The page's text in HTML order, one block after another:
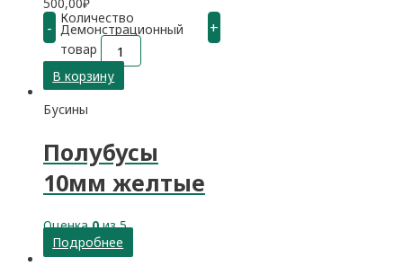
500,00₽
- Количество
Демонстрационный
товар
+
В корзину
Бусины
Полубусы
10мм желтые
Оценка0из 5
Подробнее